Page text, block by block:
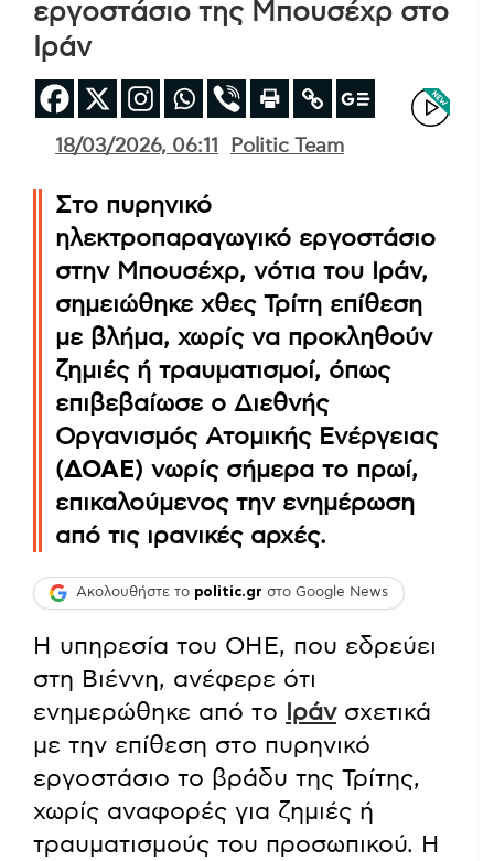
εργοστάσιο της Μπουσέχρ στο
Ιράν
18/03/2026, 06:11 Politic Team
Στο πυρηνικό
ηλεκτροπαραγωγικό εργοστάσιο
στην Μπουσέχρ, νότια του Ιράν,
σημειώθηκε χθες Τρίτη επίθεση
με βλήμα, χωρίς να προκληθούν
ζημιές ή τραυματισμοί, όπως
επιβεβαίωσε ο Διεθνής
Οργανισμός Ατομικής Ενέργειας
(ΔΟΑΕ) νωρίς σήμερα το πρωί,
επικαλούμενος την ενημέρωση
από τις ιρανικές αρχές.
Ακολουθήστε το politic.gr στο Google News
Η υπηρεσία του ΟΗΕ, που εδρεύει
στη Βιέννη, ανέφερε ότι
ενημερώθηκε από το
Ιράνσχετικά
με την επίθεση στο πυρηνικό
εργοστάσιο το βράδυ της Τρίτης,
χωρίς αναφορές για ζημιές ή
τραυματισμούς του προσωπικού. Η